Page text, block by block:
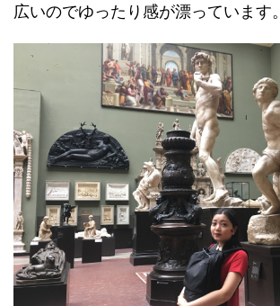
広いのでゆったり感が漂っています。